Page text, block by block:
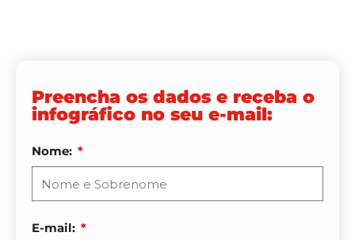
Preencha os dados e receba o
infográfico no seu e-mail:
Nome:
E-mail: